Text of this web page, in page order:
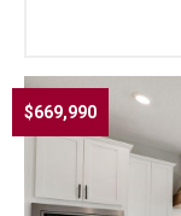
$669,990